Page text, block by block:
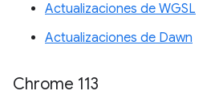
Actualizaciones de WGSL
Actualizaciones de Dawn
Chrome 113